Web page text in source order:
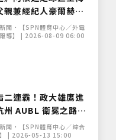
親兼經紀人豪爾赫去
壽68歲
聞•【SPN體育中心／外電
導】 | 2026-08-09 06:00
二連霸！政大雄鷹進
州 AUBL 衛冕之路面
洲諸強挑戰
聞•【SPN體育中心／綜合
| 2026-05-13 15:00